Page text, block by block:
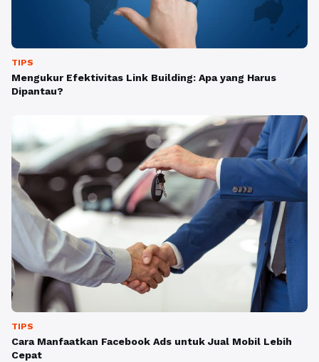
TIPS
Mengukur Efektivitas Link Building: Apa yang Harus
Dipantau?
TIPS
Cara Manfaatkan Facebook Ads untuk Jual Mobil Lebih
Cepat